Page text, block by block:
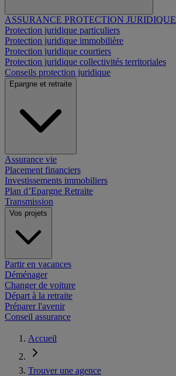
ASSURANCE PROTECTION JURIDIQUE
Protection juridique particuliers
Protection juridique immobilière
Protection juridique courtiers
Protection juridique collectivités territoriales
Conseils protection juridique
Epargne et retraite
Assurance vie
Placement financiers
Investissements immobiliers
Plan d’Epargne Retraite
Transmission
Vos projets
Partir en vacances
Déménager
Changer de voiture
Départ à la retraite
Préparer l'avenir
Conseil assurance
Accueil
Trouver une agence